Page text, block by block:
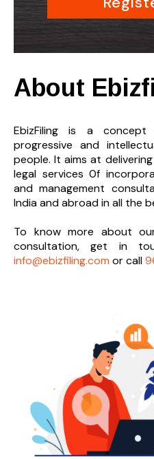
About
EbizFiling is a
progressive and
people. It aims at
legal services 0f
and management
India and abroad in all the
To know more about
consultation, get in
info@ebizfiling.com or call